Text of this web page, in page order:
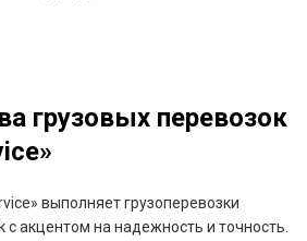
грузовых перевозок
выполняет грузоперевозки
с акцентом на надежность и точность.